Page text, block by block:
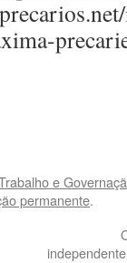
e
permanente.